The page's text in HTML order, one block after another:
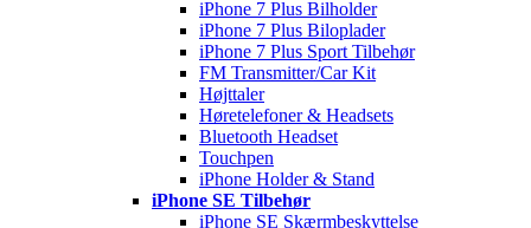
iPhone 7 Plus Bilholder
iPhone 7 Plus Biloplader
iPhone 7 Plus Sport Tilbehør
FM Transmitter/Car Kit
Højttaler
Høretelefoner & Headsets
Bluetooth Headset
Touchpen
iPhone Holder & Stand
iPhone SE Tilbehør
iPhone SE Skærmbeskyttelse